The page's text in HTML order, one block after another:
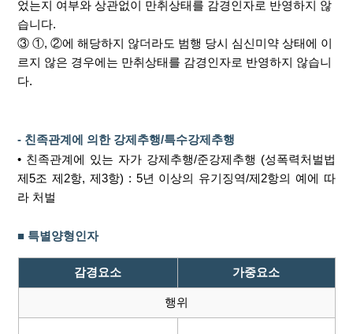
었는지 여부와 상관없이 만취상태를 감경인자로 반영하지 않
습니다.
③ ①, ②에 해당하지 않더라도 범행 당시 심신미약 상태에 이
르지 않은 경우에는 만취상태를 감경인자로 반영하지 않습니
다.
- 친족관계에 의한 강제추행/특수강제추행
• 친족관계에 있는 자가 강제추행/준강제추행 (성폭력처벌법
제5조 제2항, 제3항) : 5년 이상의 유기징역/제2항의 예에 따
라 처벌
■ 특별양형인자
감경요소 가중요소
행위